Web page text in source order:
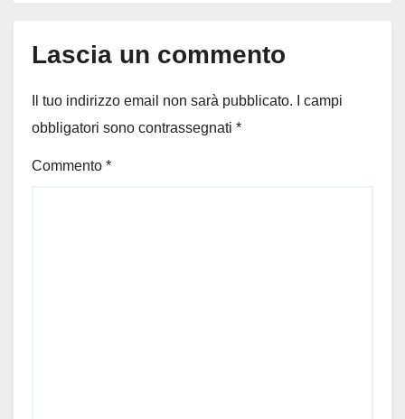
Lascia un commento
Il tuo indirizzo email non sarà pubblicato.
I campi
obbligatori sono contrassegnati *
Commento *